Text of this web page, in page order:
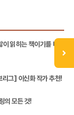
읽히는 책이기를 바란
그] 이신화 작가 추천!
의 모든 것!